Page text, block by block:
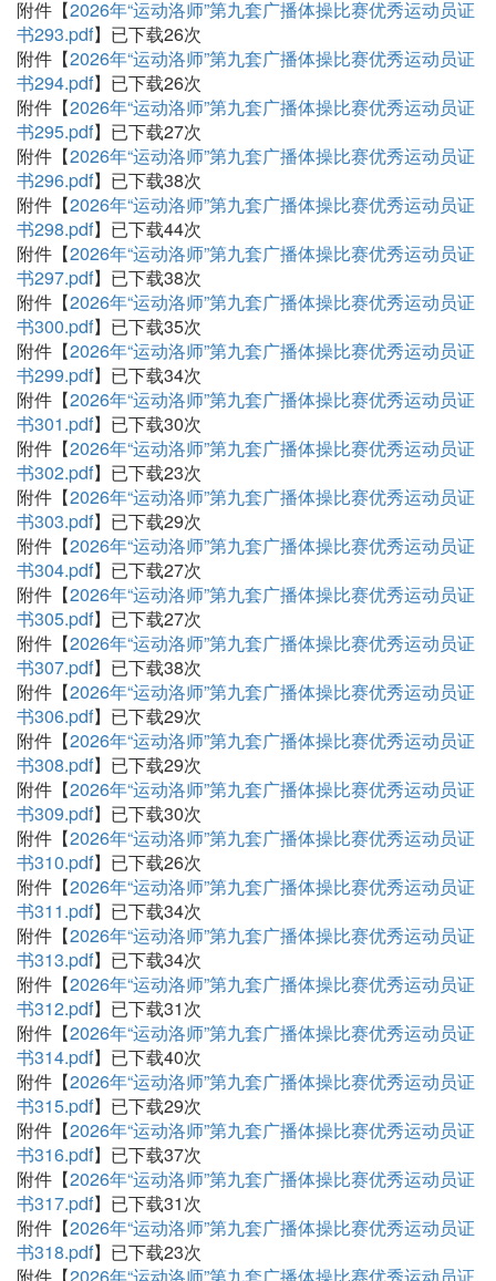
附件【2026年“运动洛师”第九套广播体操比赛优秀运动员证
书293.pdf】已下载26次
附件【2026年“运动洛师”第九套广播体操比赛优秀运动员证
书294.pdf】已下载26次
附件【2026年“运动洛师”第九套广播体操比赛优秀运动员证
书295.pdf】已下载27次
附件【2026年“运动洛师”第九套广播体操比赛优秀运动员证
书296.pdf】已下载38次
附件【2026年“运动洛师”第九套广播体操比赛优秀运动员证
书298.pdf】已下载44次
附件【2026年“运动洛师”第九套广播体操比赛优秀运动员证
书297.pdf】已下载38次
附件【2026年“运动洛师”第九套广播体操比赛优秀运动员证
书300.pdf】已下载35次
附件【2026年“运动洛师”第九套广播体操比赛优秀运动员证
书299.pdf】已下载34次
附件【2026年“运动洛师”第九套广播体操比赛优秀运动员证
书301.pdf】已下载30次
附件【2026年“运动洛师”第九套广播体操比赛优秀运动员证
书302.pdf】已下载23次
附件【2026年“运动洛师”第九套广播体操比赛优秀运动员证
书303.pdf】已下载29次
附件【2026年“运动洛师”第九套广播体操比赛优秀运动员证
书304.pdf】已下载27次
附件【2026年“运动洛师”第九套广播体操比赛优秀运动员证
书305.pdf】已下载27次
附件【2026年“运动洛师”第九套广播体操比赛优秀运动员证
书307.pdf】已下载38次
附件【2026年“运动洛师”第九套广播体操比赛优秀运动员证
书306.pdf】已下载29次
附件【2026年“运动洛师”第九套广播体操比赛优秀运动员证
书308.pdf】已下载29次
附件【2026年“运动洛师”第九套广播体操比赛优秀运动员证
书309.pdf】已下载30次
附件【2026年“运动洛师”第九套广播体操比赛优秀运动员证
书310.pdf】已下载26次
附件【2026年“运动洛师”第九套广播体操比赛优秀运动员证
书311.pdf】已下载34次
附件【2026年“运动洛师”第九套广播体操比赛优秀运动员证
书313.pdf】已下载34次
附件【2026年“运动洛师”第九套广播体操比赛优秀运动员证
书312.pdf】已下载31次
附件【2026年“运动洛师”第九套广播体操比赛优秀运动员证
书314.pdf】已下载40次
附件【2026年“运动洛师”第九套广播体操比赛优秀运动员证
书315.pdf】已下载29次
附件【2026年“运动洛师”第九套广播体操比赛优秀运动员证
书316.pdf】已下载37次
附件【2026年“运动洛师”第九套广播体操比赛优秀运动员证
书317.pdf】已下载31次
附件【2026年“运动洛师”第九套广播体操比赛优秀运动员证
书318.pdf】已下载23次